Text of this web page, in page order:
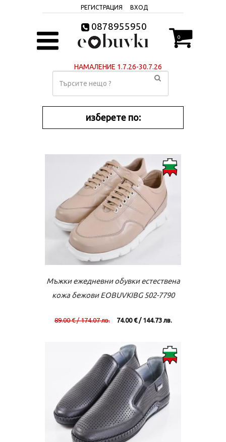
РЕГИСТРАЦИЯ ВХОД
0878955950
0
НАМАЛЕНИЕ 1.7.26-30.7.26
изберете по:
Мъжки ежедневни обувки естествена
кожа бежови EOBUVKIBG 502-7790
89.00 € / 174.07 лв. 74.00 € / 144.73 лв.